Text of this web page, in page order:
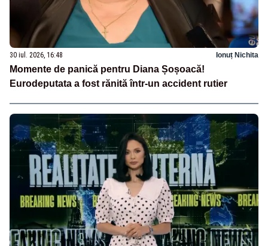
30 iul. 2026, 16:48 Ionuț Nichita
Momente de panică pentru Diana Șoșoacă!
Eurodeputata a fost rănită într-un accident rutier